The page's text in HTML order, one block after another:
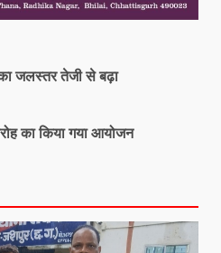
जलस्तर तेजी से बढ़ा
का किया गया आयोजन